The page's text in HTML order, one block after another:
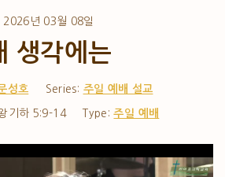
2026년 03월 08일
생각에는
성호 Series: 주일 예배 설교
기하 5:9-14 Type: 주일 예배